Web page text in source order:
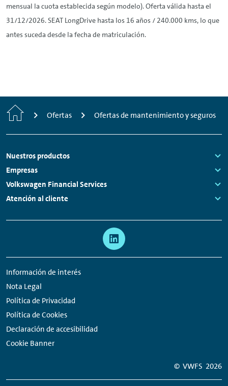
mensual la cuota establecida según modelo). Oferta válida hasta el
31/12/2026. SEAT LongDrive hasta los 16 años / 240.000 kms, lo que
antes suceda desde la fecha de matriculación.
Inicio Ofertas Ofertas de mantenimiento y seguros
Footer
Nuestros productos
Links:
Empresas
Links:
Volkswagen Financial Services
Links:
Atención al cliente
Información de interés
Nota Legal
Política de Privacidad
Política de Cookies
Declaración de accesibilidad
Cookie Banner
redes
sociales
© VWFS 2026